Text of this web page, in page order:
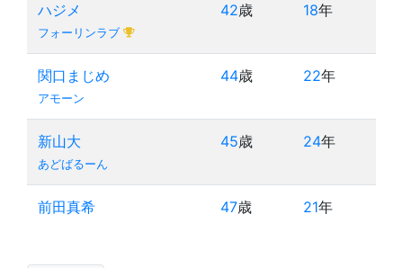
ハジメ
フォーリンラブ
42歳 18年
関口まじめ
アモーン
44歳 22年
新山大
あどばるーん
45歳 24年
前田真希 47歳 21年